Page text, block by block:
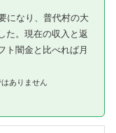
になり、普代村の大
た。現在の収入と返
ト闇金と比べれば月
ありません